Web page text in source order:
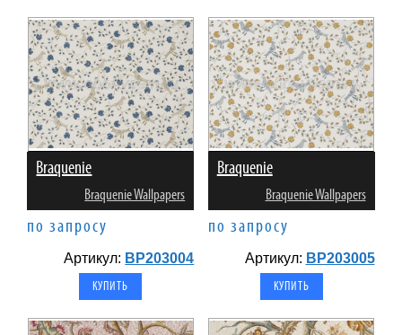
Braquenie
Braquenie Wallpapers
по запросу
Артикул: BP203004
Braquenie
Braquenie Wallpapers
по запросу
Артикул: BP203005